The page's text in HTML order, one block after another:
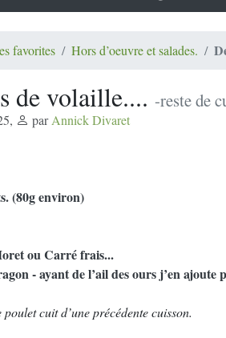
favorites Hors d’oeuvre et salades.
de volaille.... -reste de
, parAnnick Divaret
(80g environ)
ou Carré frais...
- ayant de l’ail des ours j’en ajoute
cuit d’une précédente cuisson.